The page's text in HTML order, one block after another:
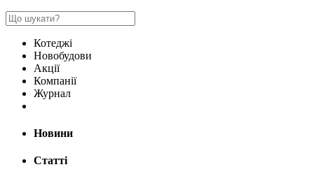
Котеджі
Новобудови
Акції
Компанії
Журнал
Новини
Статті